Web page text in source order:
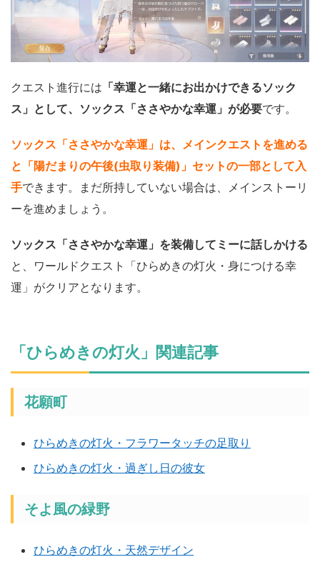
クエスト進行には 「幸運と一緒にお出かけできるソック
ス」として、ソックス「ささやかな幸運」が必要です。
ソックス「ささやかな幸運」は、メインクエストを進める
と「陽だまりの午後(虫取り装備)」セットの一部として入
手できます。まだ所持していない場合は、メインストーリ
ーを進めましょう。
ソックス「ささやかな幸運」を装備してミーに話しかける
と、ワールドクエスト「ひらめきの灯火・身につける幸
運」がクリアとなります。
「ひらめきの灯火」関連記事
花願町
ひらめきの灯火・フラワータッチの足取り
ひらめきの灯火・過ぎし日の彼女
そよ風の緑野
ひらめきの灯火・天然デザイン